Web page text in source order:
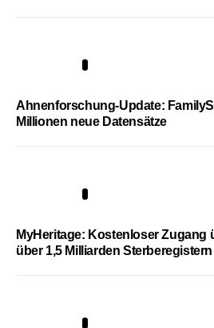
Ahnenforschung-Update:
Millionen neue Datensätze
MyHeritage: Kostenloser Zugang
über 1,5 Milliarden Sterberegistern